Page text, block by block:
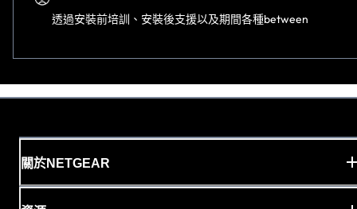
透過安裝前培訓、安裝後支援以及期間各種between
關於NETGEAR